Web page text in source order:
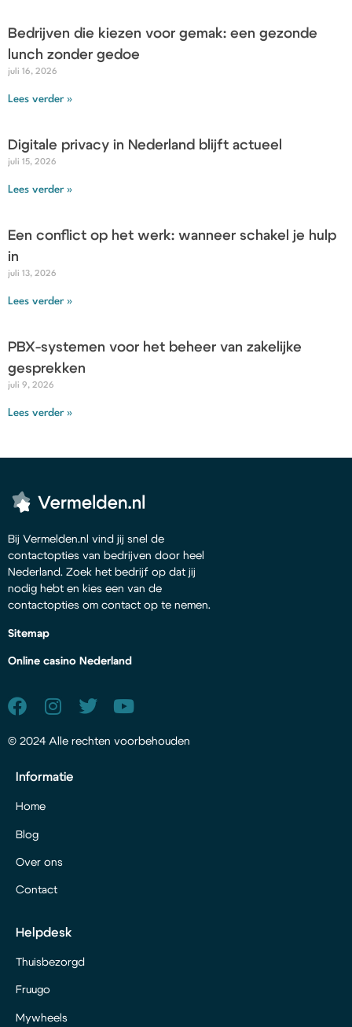
Bedrijven die kiezen voor gemak: een gezonde
lunch zonder gedoe
juli 16, 2026
Lees verder »
Digitale privacy in Nederland blijft actueel
juli 15, 2026
Lees verder »
Een conflict op het werk: wanneer schakel je hulp
in
juli 13, 2026
Lees verder »
PBX-systemen voor het beheer van zakelijke
gesprekken
juli 9, 2026
Lees verder »
Bij Vermelden.nl vind jij snel de
contactopties van bedrijven door heel
Nederland. Zoek het bedrijf op dat jij
nodig hebt en kies een van de
contactopties om contact op te nemen.
Sitemap
Online casino Nederland
© 2024 Alle rechten voorbehouden
Informatie
Home
Blog
Over ons
Contact
Helpdesk
Thuisbezorgd
Fruugo
Mywheels